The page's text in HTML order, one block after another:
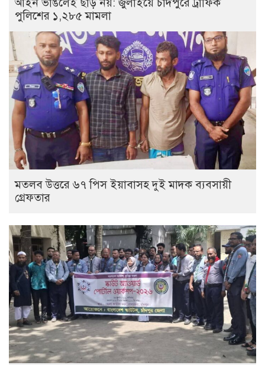
আইন ভাঙলেই ছাড় নয়: জুলাইয়ে চাঁদপুরে ট্রাফিক
পুলিশের ১,২৮৫ মামলা
মতলব উত্তরে ৬৭ পিস ইয়াবাসহ দুই মাদক ব্যবসায়ী
গ্রেফতার